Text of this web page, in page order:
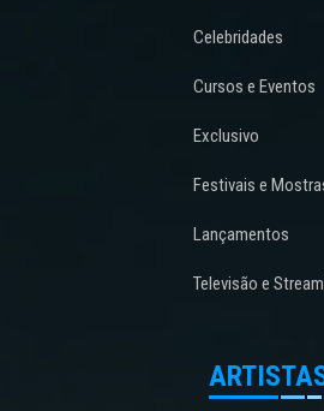
Celebridades
Cursos e Eventos
Exclusivo
Festivais e
Lançamentos
Televisão e